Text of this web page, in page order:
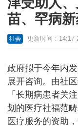
苗、罕病
社会 更新时间：14:17
政府拟于今年内
展开咨询。由社
「长期病患者关
划的医疗社福范
医疗服务的资助